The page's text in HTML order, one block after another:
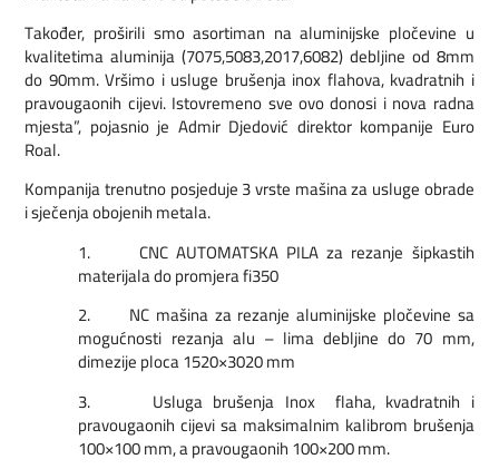
Također, proširili smo asortiman na aluminijske pločevine u
kvalitetima aluminija (7075,5083,2017,6082) debljine od 8mm
do 90mm. Vršimo i usluge brušenja inox flahova, kvadratnih i
pravougaonih cijevi. Istovremeno sve ovo donosi i nova radna
mjesta”, pojasnio je Admir Djedović direktor kompanije Euro
Roal.
Kompanija trenutno posjeduje 3 vrste mašina za usluge obrade
i sječenja obojenih metala.
1. CNC AUTOMATSKA PILA za rezanje šipkastih
materijala do promjera fi350
2. NC mašina za rezanje aluminijske pločevine sa
mogućnosti rezanja alu – lima debljine do 70 mm,
dimezije ploca 1520×3020 mm
3. Usluga brušenja Inox flaha, kvadratnih i
pravougaonih cijevi sa maksimalnim kalibrom brušenja
100×100 mm, a pravougaonih 100×200 mm.